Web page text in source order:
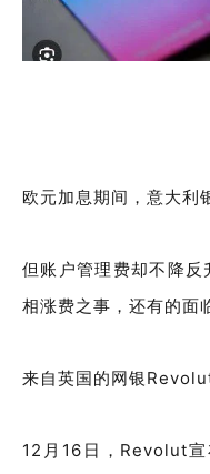
欧元加息期间，意大利
但账户管理费却不降
相涨费之事，还有的面
来自英国的网银
12月16日，Revolut